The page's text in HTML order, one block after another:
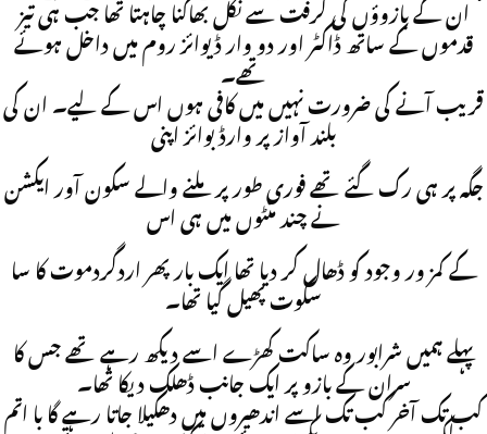
ان کے بازوؤں کی گرفت سے نکل بھاگنا چاہتا تھا جب ہی تیز
قدموں کے ساتھ ڈاکٹر اور دو وار ڈیوائز روم میں داخل ہوئے
تھے۔
قریب آنے کی ضرورت نہیں میں کافی ہوں اس کے لیے۔ ان کی
بلند آواز پر وارڈ بوائز اپنی
جگہ پر ہی رک گئے تھے فوری طور پر ملنے والے سکون آور ایکشن
نے چند منٹوں میں ہی اس
کے کمز ور وجود کو ڈھال کر دیا تھا ایک بار پھر اردگردموت کا سا
سکوت پھیل گیا تھا۔
پہلے ہمیں شرابور وہ ساکت کھڑے اسے دیکھ رہے تھے جس کا
سران کے بازو پر ایک جانب ڈھلک دیکا تھا۔
کب تک آخر کب تک اسے اندھیروں میں دھکیلا جاتا رہے گا با اتم